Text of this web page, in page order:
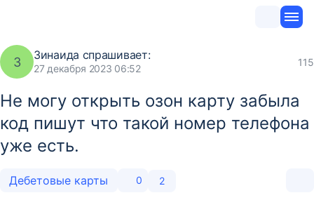
З Зинаида спрашивает:
27 декабря 2023 06:52
115
Не могу открыть озон карту забыла
код пишут что такой номер телефона
уже есть.
Дебетовые карты 0 2